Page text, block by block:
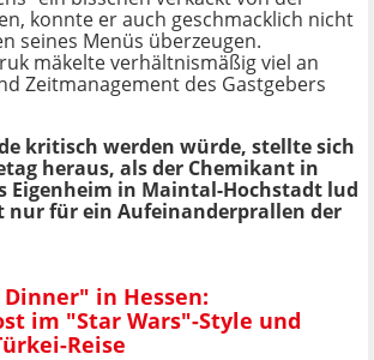
konnte er auch geschmacklich nicht
seines Menüs überzeugen.
mäkelte verhältnismäßig viel an
Zeitmanagement des Gastgebers
kritisch werden würde, stellte sich
heraus, als der Chemikant in
Eigenheim in Maintal-Hochstadt lud
nur für ein Aufeinanderprallen der
in Hessen:
im "Star Wars"-Style und
Reise